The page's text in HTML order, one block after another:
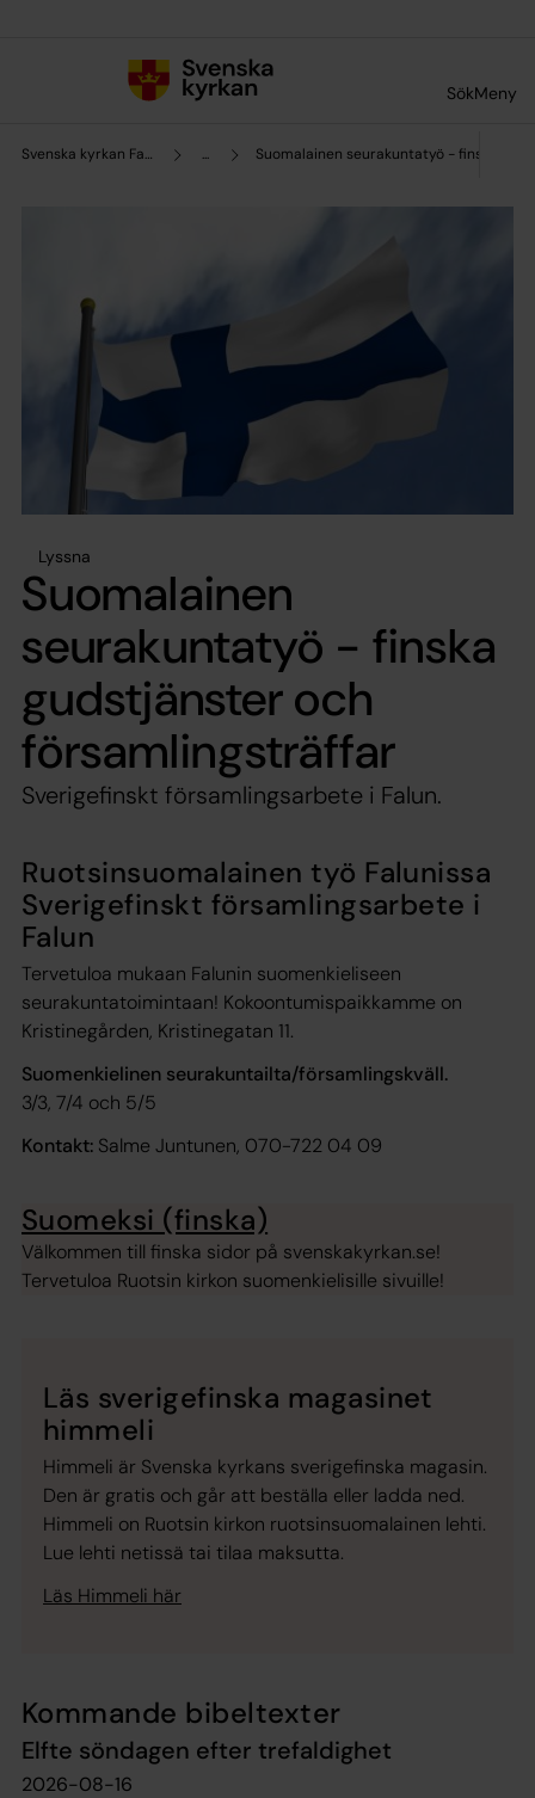
SökMeny
Svenska kyrkan Falun ... Suomalainen seurakuntatyö - finska
Lyssna
Suomalainen
seurakuntatyö - finska
gudstjänster och
församlingsträffar
Sverigefinskt församlingsarbete i Falun.
Ruotsinsuomalainen työ Falunissa
Sverigefinskt församlingsarbete i
Falun
Tervetuloa mukaan Falunin suomenkieliseen
seurakuntatoimintaan! Kokoontumispaikkamme on
Kristinegården, Kristinegatan 11.
Suomenkielinen seurakuntailta/församlingskväll.
3/3, 7/4 och 5/5
Kontakt: Salme Juntunen, 070-722 04 09
Suomeksi (finska)
Välkommen till finska sidor på svenskakyrkan.se!
Tervetuloa Ruotsin kirkon suomenkielisille sivuille!
Läs sverigefinska magasinet
himmeli
Himmeli är Svenska kyrkans sverigefinska magasin.
Den är gratis och går att beställa eller ladda ned.
Himmeli on Ruotsin kirkon ruotsinsuomalainen lehti.
Lue lehti netissä tai tilaa maksutta.
Läs Himmeli här
Kommande bibeltexter
Elfte söndagen efter trefaldighet
2026-08-16